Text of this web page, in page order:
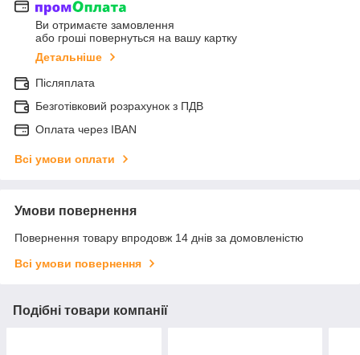
Ви отримаєте замовлення
або гроші повернуться на вашу картку
Детальніше
Післяплата
Безготівковий розрахунок з ПДВ
Оплата через IBAN
Всі умови оплати
Умови повернення
Повернення товару впродовж 14 днів за домовленістю
Всі умови повернення
Подібні товари компанії